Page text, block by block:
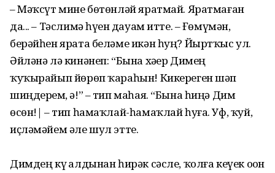
– Мәҡсүт мине бөтөнләй яратмай. Яратмаған
да... – Тәслимә һүҙен дауам итте. – Ғөмүмән,
берәйһен ярата беләме икән һуң? Йыртҡыс ул.
Әйләнә лә кинәнеп: “Бына хәҙер Димең
ҡуҡырайып йөрөп ҡараһын! Кикереген шәп
шиңдерҙем, ә!” – тип маһая. “Бына һиңә Дим
өсөн!| – тип һамаҡлай-һамаҡлай һуға. Уф, ҡуй,
иҫләмәйем әле шул этте.
Димдең күҙ алдынан һирәк сәсле, ҡолға кеүек оҙон